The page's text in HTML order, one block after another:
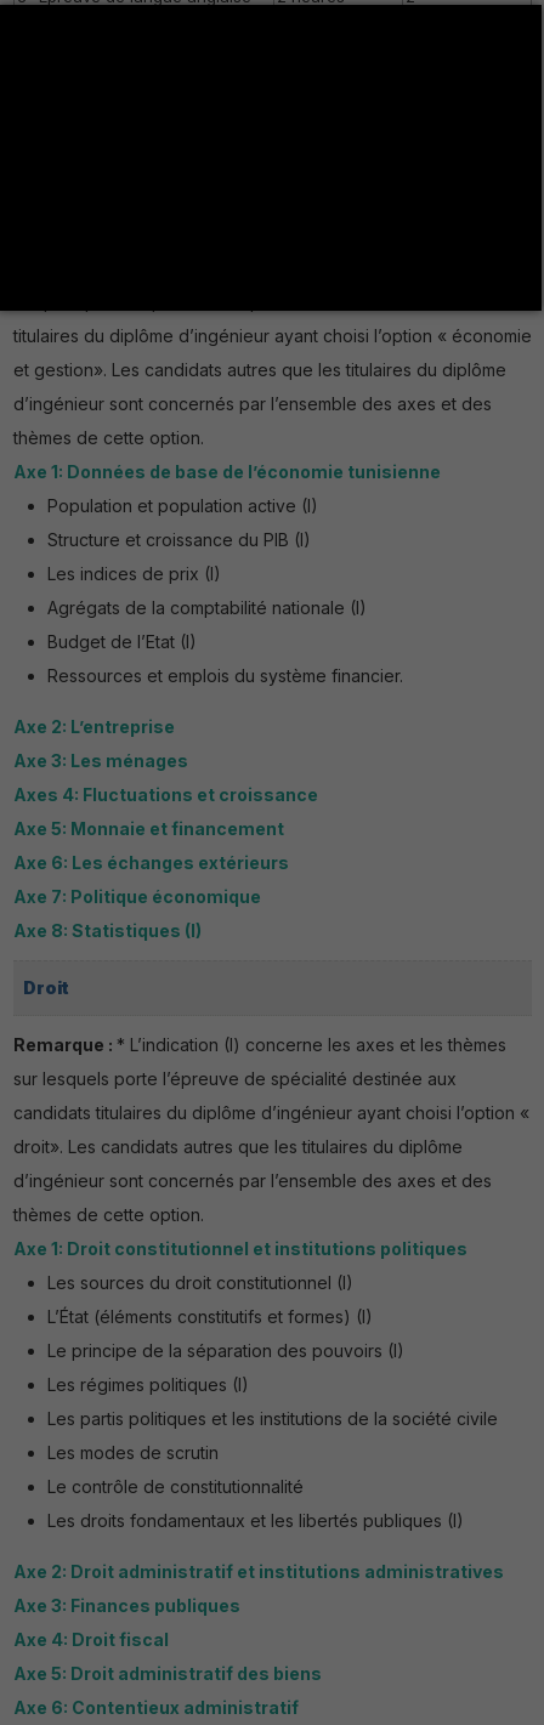
titulaires du diplôme d’ingénieur ayant choisi l’option « économie
et gestion». Les candidats autres que les titulaires du diplôme
d’ingénieur sont concernés par l’ensemble des axes et des
thèmes de cette option.
Axe 1: Données de base de l’économie tunisienne
Population et population active (I)
Structure et croissance du PIB (I)
Les indices de prix (I)
Agrégats de la comptabilité nationale (I)
Budget de l’Etat (I)
Ressources et emplois du système financier.
Axe 2: L’entreprise
Axe 3: Les ménages
Axes 4: Fluctuations et croissance
Axe 5: Monnaie et financement
Axe 6: Les échanges extérieurs
Axe 7: Politique économique
Axe 8: Statistiques (I)
Droit
Remarque : * L’indication (I) concerne les axes et les thèmes
sur lesquels porte l’épreuve de spécialité destinée aux
candidats titulaires du diplôme d’ingénieur ayant choisi l’option «
droit». Les candidats autres que les titulaires du diplôme
d’ingénieur sont concernés par l’ensemble des axes et des
thèmes de cette option.
Axe 1: Droit constitutionnel et institutions politiques
Les sources du droit constitutionnel (I)
L’État (éléments constitutifs et formes) (I)
Le principe de la séparation des pouvoirs (I)
Les régimes politiques (I)
Les partis politiques et les institutions de la société civile
Les modes de scrutin
Le contrôle de constitutionnalité
Les droits fondamentaux et les libertés publiques (I)
Axe 2: Droit administratif et institutions administratives
Axe 3: Finances publiques
Axe 4: Droit fiscal
Axe 5: Droit administratif des biens
Axe 6: Contentieux administratif